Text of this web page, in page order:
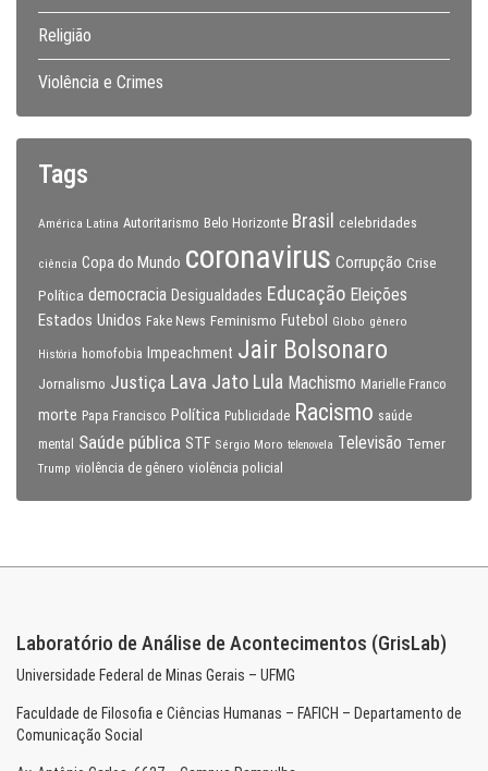
Religião
Violência e Crimes
Tags
América Latina Autoritarismo Belo Horizonte Brasil celebridades
ciência Copa do Mundo coronavirus Corrupção Crise
Política democracia Desigualdades Educação Eleições
Estados Unidos Fake News Feminismo Futebol Globo gênero
História homofobia Impeachment Jair Bolsonaro
Jornalismo Justiça Lava Jato Lula Machismo Marielle Franco
morte Papa Francisco Política Publicidade Racismo saúde
mental
Saúde pública STF Sérgio Moro telenovela Televisão Temer
Trump violência de gênero violência policial
Laboratório de Análise de Acontecimentos (GrisLab)
Universidade Federal de Minas Gerais – UFMG
Faculdade de Filosofia e Ciências Humanas – FAFICH – Departamento de
Comunicação Social